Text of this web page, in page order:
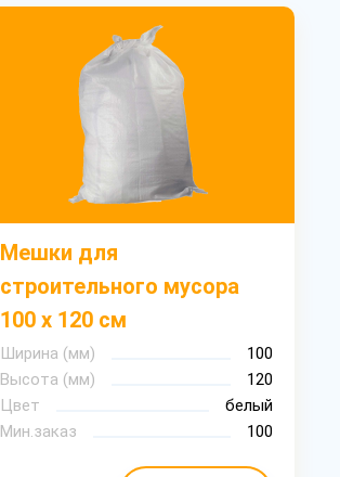
Мешки для
строительного мусора
100 х 120 см
Ширина (мм)
100
Высота (мм)
120
Цвет
белый
Мин.заказ
100